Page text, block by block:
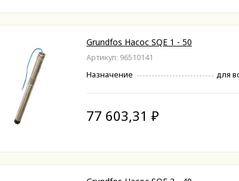
Grundfos Насос SQE 1 - 50
Артикул: 96510141
Назначение для
77 603,31 ₽